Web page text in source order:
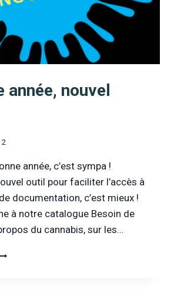
année, nouvel
année, c’est sympa !
outil pour faciliter l’accès à
documentation, c’est mieux !
à notre catalogue Besoin de
du cannabis, sur les…